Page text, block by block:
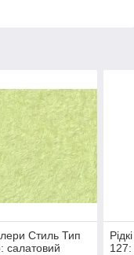
Стиль Тип
салатовий